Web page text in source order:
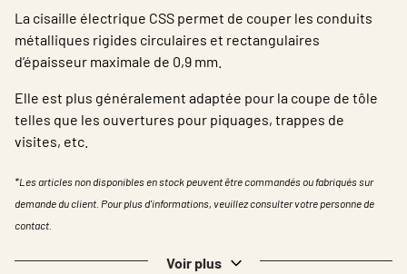
Downloads
Identification
Choisir la langue
Switzerland - French
La cisaille électrique CSS permet de couper les conduits
métalliques rigides circulaires et rectangulaires
d’épaisseur maximale de 0,9 mm.
Elle est plus généralement adaptée pour la coupe de tôle
telles que les ouvertures pour piquages, trappes de
visites, etc.
*Les articles non disponibles en stock peuvent être commandés ou fabriqués sur
demande du client. Pour plus d'informations, veuillez consulter votre personne de
contact.
Voir plus